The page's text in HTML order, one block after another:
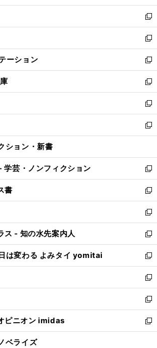
開
く
ウ
で
開
く
ン
ド
ウ
で
開
く
新
し
い
ウ
ィ
ン
ド
ウ
で
開
く
新
し
い
ウ
ィ
ン
ド
ウ
で
開
ーション
新
し
い
ウ
ィ
ン
ド
ウ
開
く
新
し
い
ウ
ィ
ン
ウ
で
開
く
新
し
い
ウ
ン
ド
ウ
で
開
く
新
し
ウ
ィ
ン
ド
ウ
で
開
く
ション・新書
学芸・ノンフィクション
新
し
い
ウ
ィ
ン
ド
ウ
で
開
く
書
新
し
い
ウ
ィ
ン
ド
ウ
で
開
く
新
し
い
ウ
ィ
ン
ド
ウ
で
開
く
ス - 知の水先案内人
新
し
い
ウ
ィ
ン
ド
ウ
で
開
は変わる よみタイ yomitai
新
し
い
ウ
ィ
ン
ド
ウ
新
し
い
ウ
ィ
ン
新
し
い
ウ
ピニオン imidas
新
し
ベライズ